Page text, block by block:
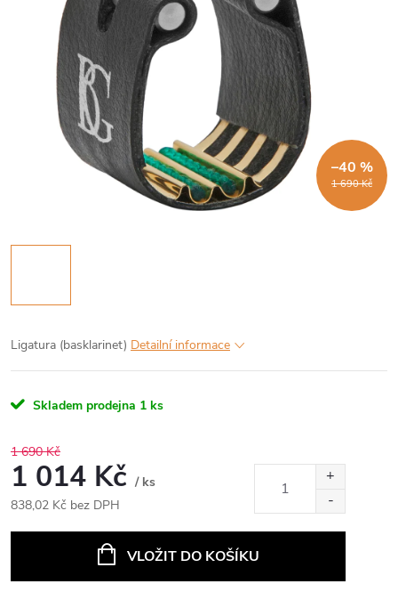
1 690 Kč
–40 %
Ligatura (basklarinet) Detailní informace
Skladem prodejna 1 ks
1 690 Kč
1 014 Kč / ks
838,02 Kč bez DPH
VLOŽIT DO KOŠÍKU